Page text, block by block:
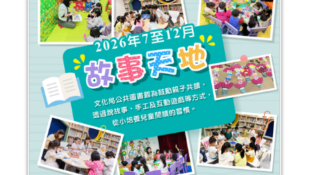
2025年嬰幼兒親子閱讀推廣活動-嬰幼繪